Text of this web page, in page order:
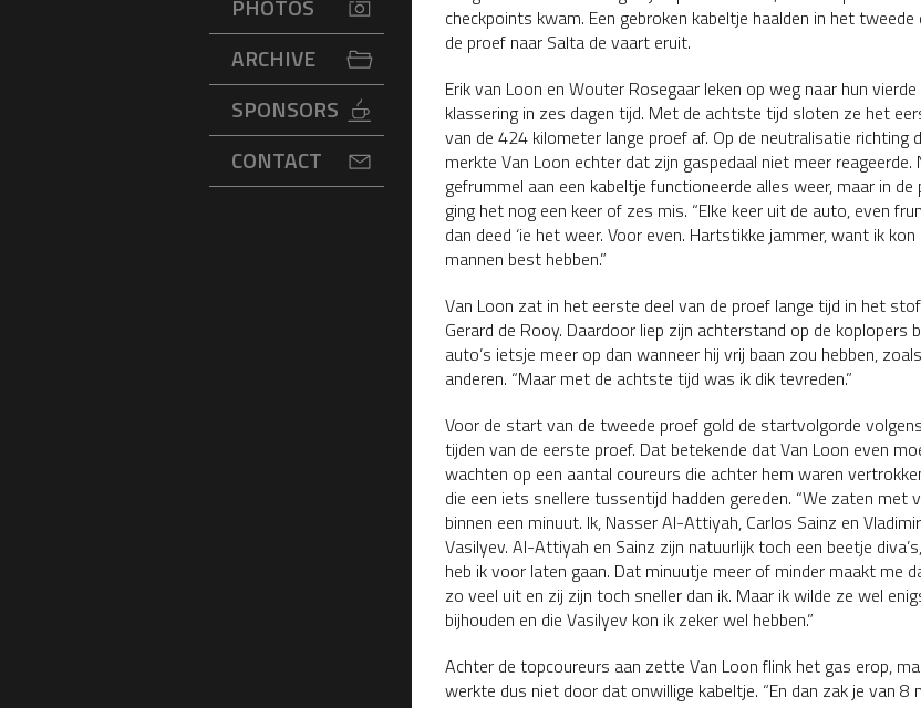
PHOTOS
ARCHIVE
SPONSORS
CONTACT
checkpoints kwam. Een gebroken kabeltje haalden in het tweede
de proef naar Salta de vaart eruit.
Erik van Loon en Wouter Rosegaar leken op weg naar hun
klassering in zes dagen tijd. Met de achtste tijd sloten ze het
van de 424 kilometer lange proef af. Op de neutralisatie richting
merkte Van Loon echter dat zijn gaspedaal niet meer reageerde.
gefrummel aan een kabeltje functioneerde alles weer, maar in de
ging het nog een keer of zes mis. “Elke keer uit de auto, even
dan deed ‘ie het weer. Voor even. Hartstikke jammer, want ik kon
mannen best hebben.”
Van Loon zat in het eerste deel van de proef lange tijd in het
Gerard de Rooy. Daardoor liep zijn achterstand op de koplopers
auto’s ietsje meer op dan wanneer hij vrij baan zou hebben,
anderen. “Maar met de achtste tijd was ik dik tevreden.”
Voor de start van de tweede proef gold de startvolgorde
tijden van de eerste proef. Dat betekende dat Van Loon even
wachten op een aantal coureurs die achter hem waren
die een iets snellere tussentijd hadden gereden. “We zaten met
binnen een minuut. Ik, Nasser Al-Attiyah, Carlos Sainz en Vladimir
Vasilyev. Al-Attiyah en Sainz zijn natuurlijk toch een beetje
heb ik voor laten gaan. Dat minuutje meer of minder maakt me
zo veel uit en zij zijn toch sneller dan ik. Maar ik wilde ze wel
bijhouden en die Vasilyev kon ik zeker wel hebben.”
Achter de topcoureurs aan zette Van Loon flink het gas erop,
werkte dus niet door dat onwillige kabeltje. “En dan zak je van 8